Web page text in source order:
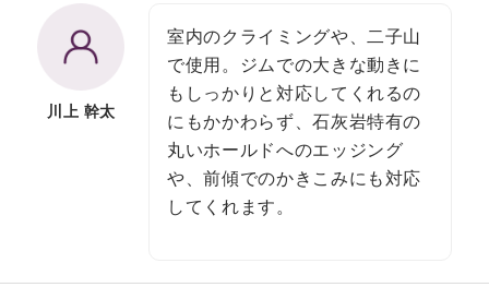
川上 幹太
室内のクライミングや、二子山
で使用。ジムでの大きな動きに
もしっかりと対応してくれるの
にもかかわらず、石灰岩特有の
丸いホールドへのエッジング
や、前傾でのかきこみにも対応
してくれます。